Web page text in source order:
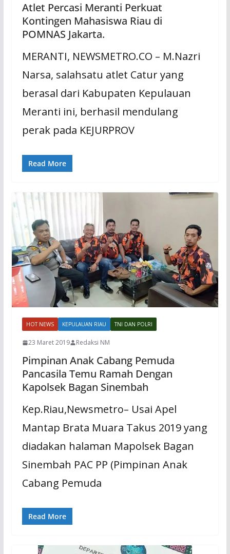
Atlet Percasi Meranti Perkuat
Kontingen Mahasiswa Riau di
POMNAS Jakarta.
MERANTI, NEWSMETRO.CO – M.Nazri
Narsa, salahsatu atlet Catur yang
berasal dari Kabupaten Kepulauan
Meranti ini, berhasil mendulang
perak pada KEJURPROV
Read More
HOT NEWS KEPULAUAN RIAU TNI DAN POLRI
23 Maret 2019 Redaksi NM
Pimpinan Anak Cabang Pemuda
Pancasila Temu Ramah Dengan
Kapolsek Bagan Sinembah
Kep.Riau,Newsmetro– Usai Apel
Mantap Brata Muara Takus 2019 yang
diadakan halaman Mapolsek Bagan
Sinembah PAC PP (Pimpinan Anak
Cabang Pemuda
Read More